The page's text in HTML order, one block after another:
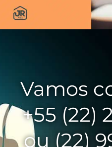
Vamos
+55 (22)
ou (22)